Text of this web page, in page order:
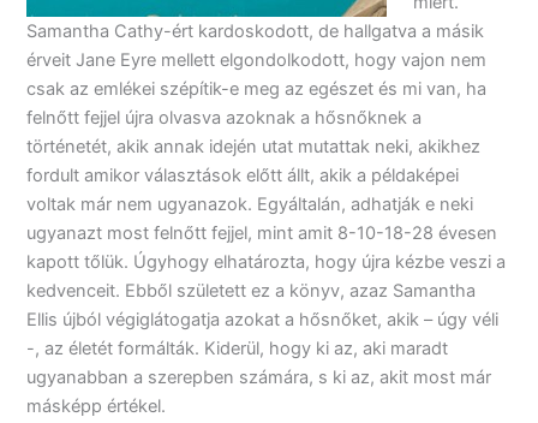
Samantha Cathy-ért kardoskodott, de hallgatva a másik
érveit Jane Eyre mellett elgondolkodott, hogy vajon nem
csak az emlékei szépítik-e meg az egészet és mi van, ha
felnőtt fejjel újra olvasva azoknak a hősnőknek a
történetét, akik annak idején utat mutattak neki, akikhez
fordult amikor választások előtt állt, akik a példaképei
voltak már nem ugyanazok. Egyáltalán, adhatják e neki
ugyanazt most felnőtt fejjel, mint amit 8-10-18-28 évesen
kapott tőlük. Úgyhogy elhatározta, hogy újra kézbe veszi a
kedvenceit. Ebből született ez a könyv, azaz Samantha
Ellis újból végiglátogatja azokat a hősnőket, akik – úgy véli
-, az életét formálták. Kiderül, hogy ki az, aki maradt
ugyanabban a szerepben számára, s ki az, akit most már
másképp értékel.